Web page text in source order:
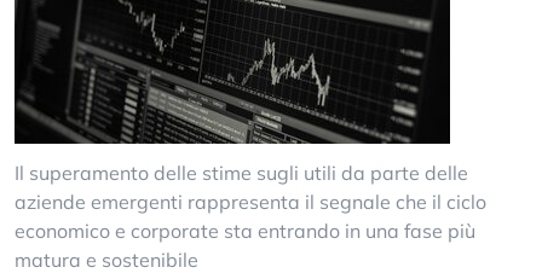
Il superamento delle stime sugli utili da parte delle
aziende emergenti rappresenta il segnale che il ciclo
economico e corporate sta entrando in una fase più
matura e sostenibile